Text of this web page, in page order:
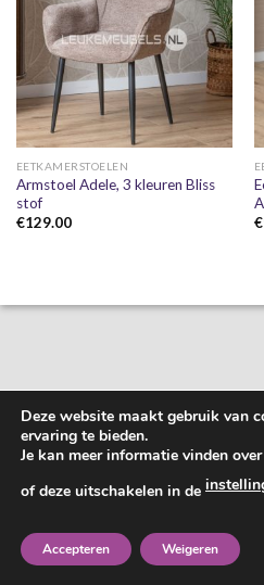
EETKAMERSTOELEN
Armstoel Adele, 3 kleuren Bliss
stof
€129.00
€
Deze website maakt gebruik van
ervaring te bieden.
Je kan meer informatie vinden
of deze uitschakelen in de
Accepteren Weigeren